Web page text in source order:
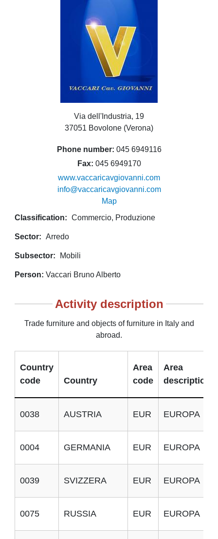
Via dell'Industria, 19
37051 Bovolone (Verona)
Phone number 045 6949116
Fax 045 6949170
www.vaccaricavgiovanni.com
info@vaccaricavgiovanni.com
Map
Classification
Commercio Produzione
Sector Arredo
Subsector Mobili
Person Vaccari Bruno Alberto
Activity description
Trade furniture and objects of furniture in Italy and
abroad.
Country
code
Country
Area
code
Area
description
0038 AUSTRIA EUR EUROPA
0004 GERMANIA EUR EUROPA
0039 SVIZZERA EUR EUROPA
0075 RUSSIA EUR EUROPA